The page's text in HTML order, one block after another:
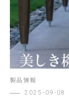
製品情報
2025-09-08